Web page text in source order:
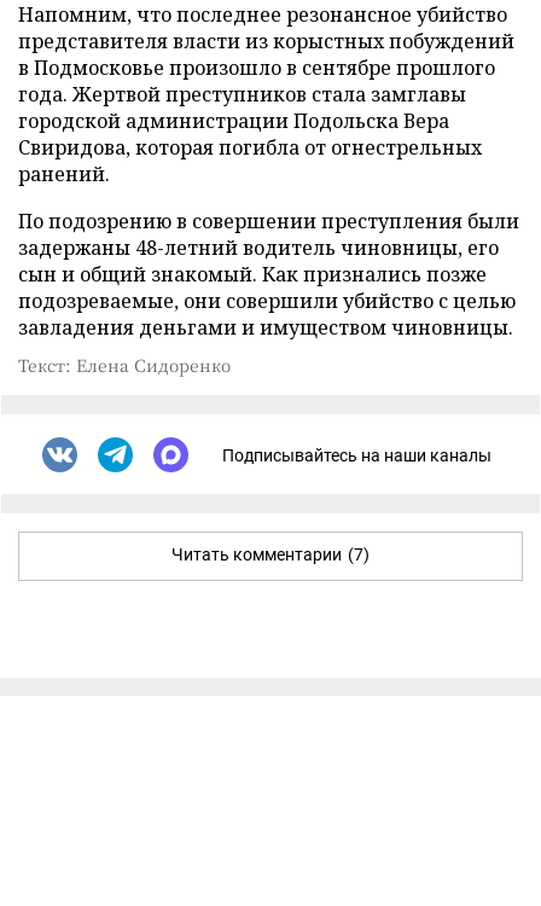
Напомним, что последнее резонансное убийство
представителя власти из корыстных побуждений
в Подмосковье произошло в сентябре прошлого
года. Жертвой преступников стала замглавы
городской администрации Подольска Вера
Свиридова, которая погибла от огнестрельных
ранений.
По подозрению в совершении преступления были
задержаны 48-летний водитель чиновницы, его
сын и общий знакомый. Как признались позже
подозреваемые, они совершили убийство с целью
завладения деньгами и имуществом чиновницы.
Текст: Елена Сидоренко
Подписывайтесь на наши каналы
Читать комментарии (7)